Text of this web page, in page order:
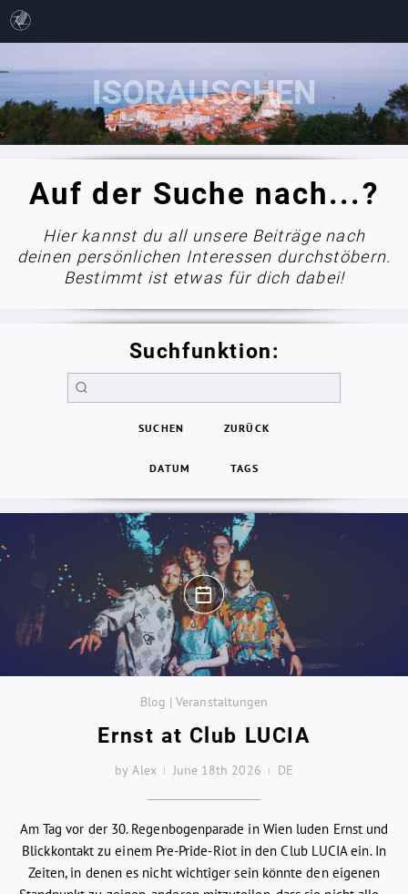
Auf der Suche nach...?
Hier kannst du all unsere Beiträge nach
deinen persönlichen Interessen durchstöbern.
Bestimmt ist etwas für dich dabei!
Suchfunktion:
SUCHEN ZURÜCK
DATUM TAGS
Blog | Veranstaltungen
Ernst at Club LUCIA
by Alex June 18th 2026 DE
Am Tag vor der 30. Regenbogenparade in Wien luden Ernst und
Blickkontakt zu einem Pre-Pride-Riot in den Club LUCIA ein. In
Zeiten, in denen es nicht wichtiger sein könnte den eigenen